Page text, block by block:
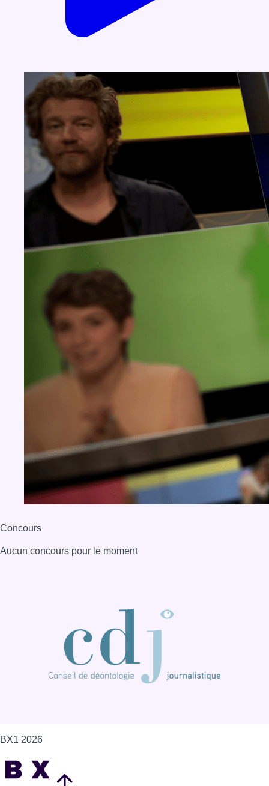
Concours
Aucun concours pour le moment
BX1 2026